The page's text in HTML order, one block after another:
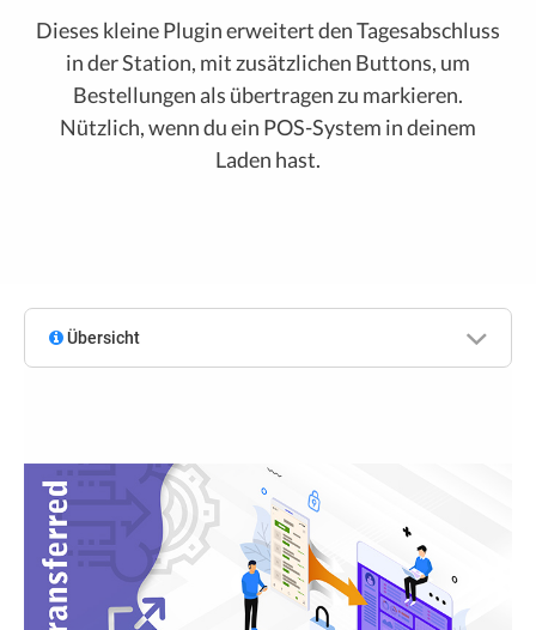
Dieses kleine Plugin erweitert den Tagesabschluss
in der Station, mit zusätzlichen Buttons, um
Bestellungen als übertragen zu markieren.
Nützlich, wenn du ein POS-System in deinem
Laden hast.
Übersicht